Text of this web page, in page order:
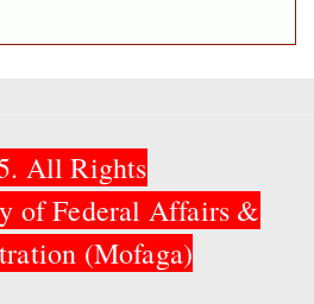
All Rights
of Federal Affairs &
(Mofaga)